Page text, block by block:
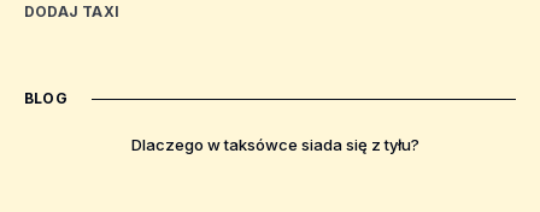
DODAJ TAXI
BLOG
Dlaczego w taksówce siada się z tyłu?